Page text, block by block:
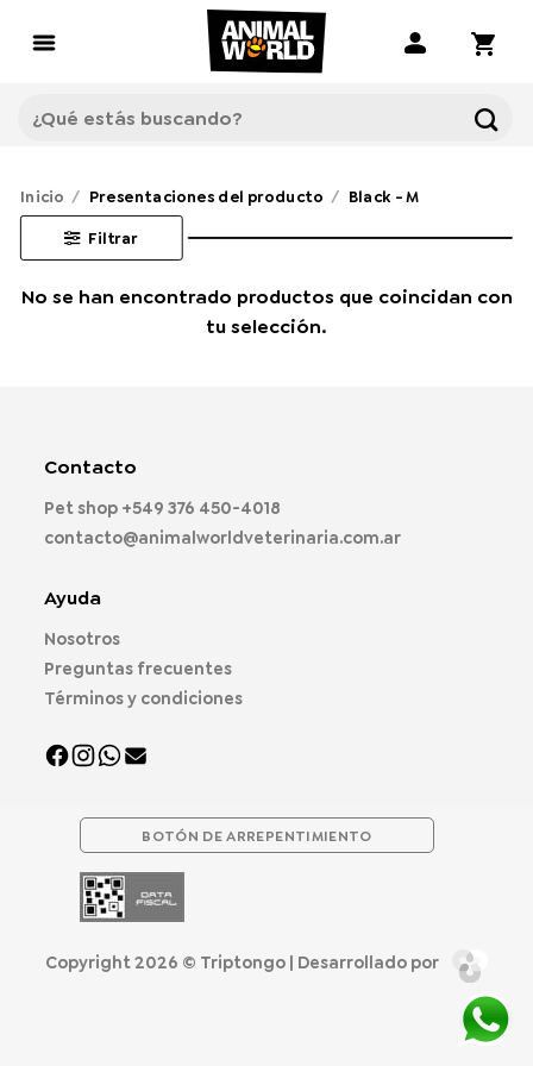
Buscar
por:
Inicio / Presentaciones del producto / Black - M
Filtrar
No se han encontrado productos que coincidan con
tu selección.
Contacto
Pet shop +549 376 450-4018
contacto@animalworldveterinaria.com.ar
Ayuda
Nosotros
Preguntas frecuentes
Términos y condiciones
BOTÓN DE ARREPENTIMIENTO
Copyright 2026 © Triptongo | Desarrollado por